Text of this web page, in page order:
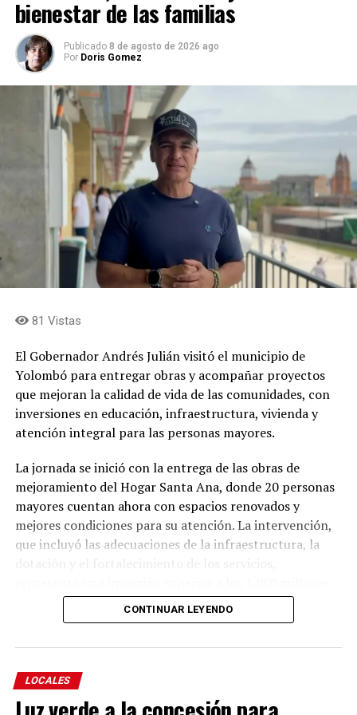
bienestar de las familias
Publicado 8 de agosto de 2026 ago
Por Doris Gomez
81 Vistas
El Gobernador Andrés Julián visitó el municipio de
Yolombó para entregar obras y acompañar proyectos
que mejoran la calidad de vida de las comunidades, con
inversiones en educación, infraestructura, vivienda y
atención integral para las personas mayores.
La jornada se inició con la entrega de las obras de
mejoramiento del Hogar Santa Ana, donde 20 personas
mayores cuentan ahora con espacios renovados y
mejores condiciones para su atención. La intervención,
que incluyó las adecuaciones de la infraestructura, la
de pesos, de los cuales la Gobernación de Antioquia
aportó 914 millones y la Alcaldía de Yolombó 101
La intervención incluyó la renovación de la cubierta, la
modernización de las instalaciones sanitarias y de
CONTINUAR LEYENDO
LOCALES